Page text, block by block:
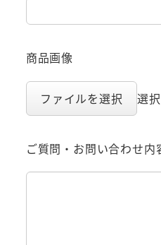
商品画像
ファイルを選択 選
ご質問・お問い合わせ内